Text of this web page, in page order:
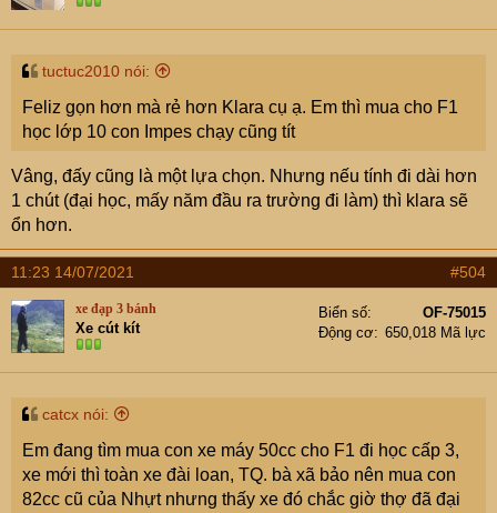
tuctuc2010 nói:
Feliz gọn hơn mà rẻ hơn Klara cụ ạ. Em thì mua cho F1
học lớp 10 con Impes chạy cũng tít
Vâng, đấy cũng là một lựa chọn. Nhưng nếu tính đi dài hơn
1 chút (đại học, mấy năm đầu ra trường đi làm) thì klara sẽ
ổn hơn.
11:23 14/07/2021 #504
xe đạp 3 bánh
Xe cút kít
Biển số
OF-75015
Động cơ
650,018 Mã lực
catcx nói:
Em đang tìm mua con xe máy 50cc cho F1 đi học cấp 3,
xe mới thì toàn xe đài loan, TQ. bà xã bảo nên mua con
82cc cũ của Nhựt nhưng thấy xe đó chắc giờ thợ đã đại